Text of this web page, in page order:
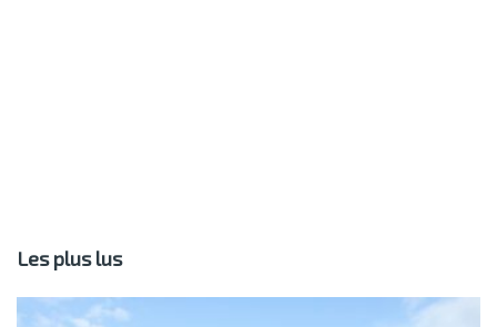
Les plus lus